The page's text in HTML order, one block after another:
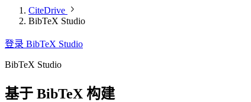
CiteDrive
BibTeX Studio
登录 BibTeX Studio
BibTeX Studio
基于 BibTeX 构建